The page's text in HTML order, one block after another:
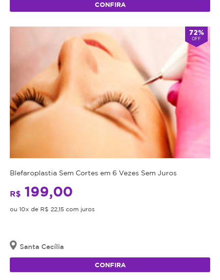
CONFIRA
72%
OFF
Blefaroplastia Sem Cortes em 6 Vezes Sem Juros
R$ 199,00
ou 10x de R$ 22,15 com juros
Santa Cecília
CONFIRA